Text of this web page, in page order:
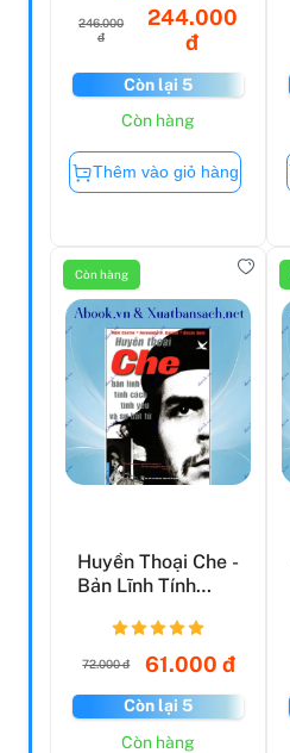
246.000
đ
244.000
đ
Còn lại 5
Còn hàng
Thêm vào giỏ hàng
Còn hàng
Huyền Thoại Che -
Bản Lĩnh Tính
72.000 đ 61.000 đ
Còn lại 5
Còn hàng